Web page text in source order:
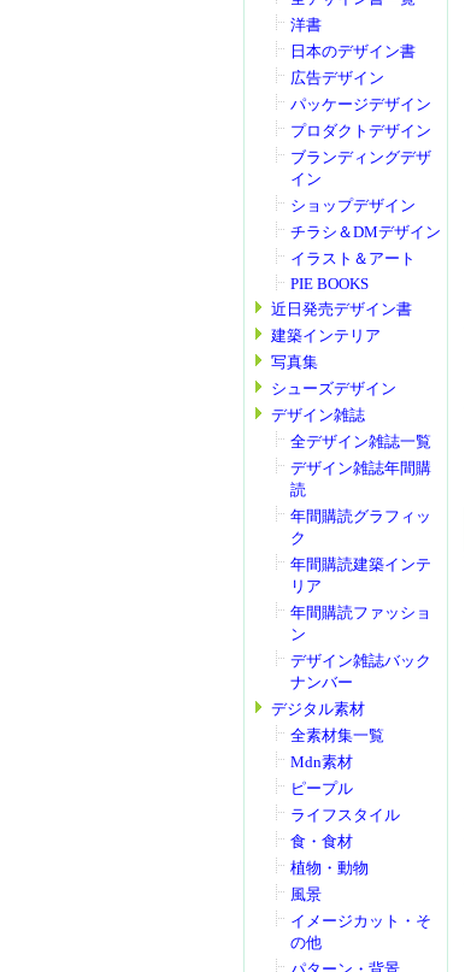
洋書
日本のデザイン書
広告デザイン
パッケージデザイン
プロダクトデザイン
ブランディングデザ
イン
ショップデザイン
チラシ＆DMデザイン
イラスト＆アート
PIE BOOKS
近日発売デザイン書
建築インテリア
写真集
シューズデザイン
デザイン雑誌
全デザイン雑誌一覧
デザイン雑誌年間購
読
年間購読グラフィッ
ク
年間購読建築インテ
リア
年間購読ファッショ
ン
デザイン雑誌バック
ナンバー
デジタル素材
全素材集一覧
Mdn素材
ピープル
ライフスタイル
食・食材
植物・動物
風景
イメージカット・そ
の他